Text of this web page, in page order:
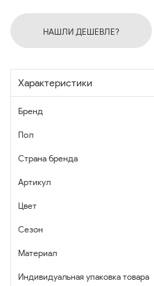
НАШЛИ ДЕШЕВЛЕ?
Характеристики
Бренд
Пол
Страна бренда
Артикул
Цвет
Сезон
Материал
Индивидуальная упаковка товара